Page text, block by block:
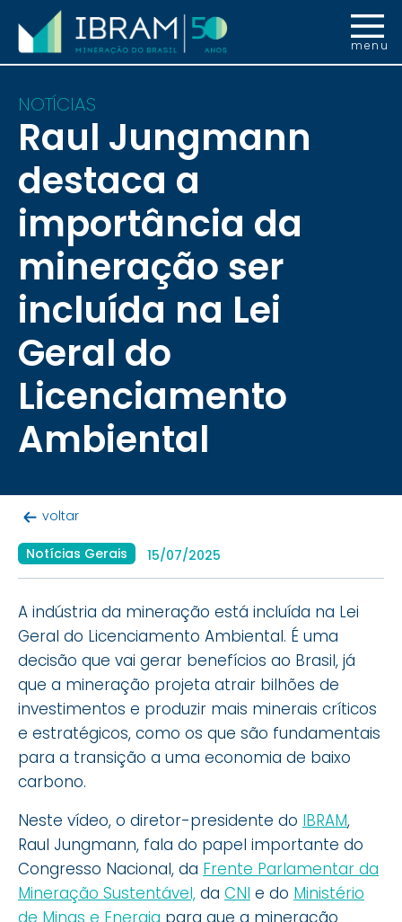
menu
NOTÍCIAS
Raul Jungmann
destaca a
importância da
mineração ser
incluída na Lei
Geral do
Licenciamento
Ambiental
voltar
Notícias Gerais 15/07/2025
A indústria da mineração está incluída na Lei
Geral do Licenciamento Ambiental. É uma
decisão que vai gerar benefícios ao Brasil, já
que a mineração projeta atrair bilhões de
investimentos e produzir mais minerais críticos
e estratégicos, como os que são fundamentais
para a transição a uma economia de baixo
carbono.
Neste vídeo, o diretor-presidente do IBRAM,
Raul Jungmann, fala do papel importante do
Congresso Nacional, da Frente Parlamentar da
Mineração Sustentável, da CNI e do Ministério
de Minas e Energia para que a mineração